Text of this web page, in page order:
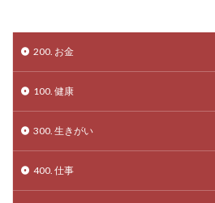
200. お金
100. 健康
300. 生きがい
400. 仕事